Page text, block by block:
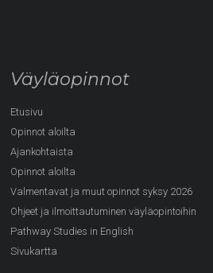
Väyläopinnot
Etusivu
Opinnot aloilta
Ajankohtaista
Opinnot aloilta
Valmentavat ja muut opinnot syksy 2026
Ohjeet ja ilmoittautuminen väyläopintoihin
Pathway Studies in English
Sivukartta